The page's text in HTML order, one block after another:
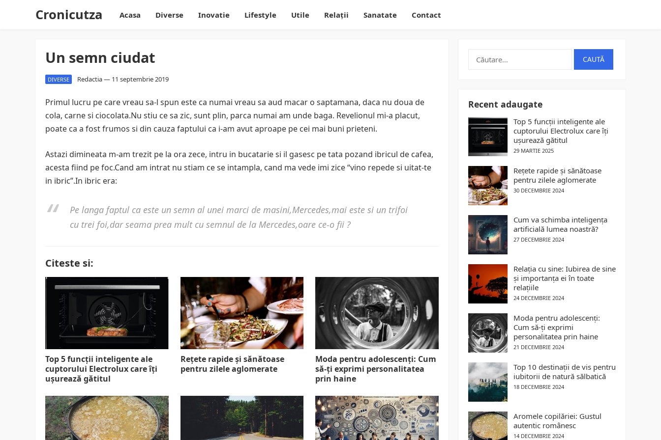
Cronicutza Acasa Diverse Inovatie Lifestyle Utile Relații Sanatate Contact
Un semn ciudat
DIVERSE Redactia— 11 septembrie 2019
Primul lucru pe care vreau sa-l spun este ca numai vreau sa aud macar o saptamana, daca nu doua de
cola, carne si ciocolata.Nu stiu ce sa zic, sunt plin, parca numai am unde baga. Revelionul mi-a placut,
poate ca a fost frumos si din cauza faptului ca i-am avut aproape pe cei mai buni prieteni.
Astazi dimineata m-am trezit pe la ora zece, intru in bucatarie si il gasesc pe tata pozand ibricul de cafea,
acesta fiind pe foc.Cand am intrat nu stiam ce se intampla, cand ma vede imi zice “vino repede si uitat-te
in ibric”.In ibric era:
Pe langa faptul ca este un semn al unei marci de masini,Mercedes,mai este si un trifoi
cu trei foi,dar seama prea mult cu semnul de la Mercedes,oare ce-o fii ?
Citeste si:
Top 5 funcții inteligente ale
cuptorului Electrolux care îți
ușurează gătitul
Rețete rapide și sănătoase
pentru zilele aglomerate
Moda pentru adolescenți: Cum
să-ți exprimi personalitatea
prin haine
Caută
Recent adaugate
Top 5 funcții inteligente ale
cuptorului Electrolux care îți
ușurează gătitul
29 MARTIE 2025
Rețete rapide și sănătoase
pentru zilele aglomerate
30 DECEMBRIE 2024
Cum va schimba inteligența
artificială lumea noastră?
27 DECEMBRIE 2024
Relația cu sine: Iubirea de sine
și importanța ei în toate
relațiile
24 DECEMBRIE 2024
Moda pentru adolescenți:
Cum să-ți exprimi
personalitatea prin haine
21 DECEMBRIE 2024
Top 10 destinații de vis pentru
iubitorii de natură sălbatică
18 DECEMBRIE 2024
Aromele copilăriei: Gustul
autentic românesc
14 DECEMBRIE 2024